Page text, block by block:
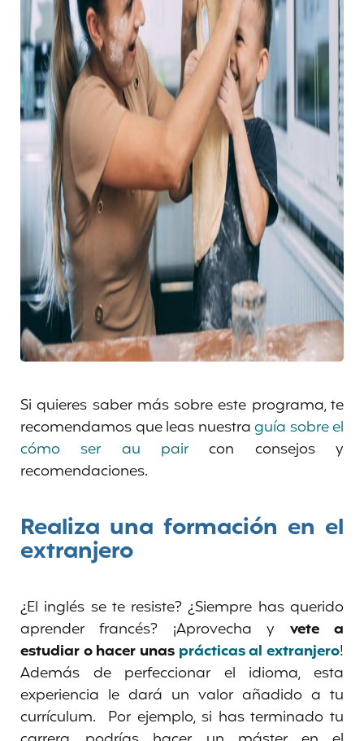
Si quieres saber más sobre este programa, te
recomendamos que leas nuestraguía sobre el
cómo ser au pair con consejos y
recomendaciones.
Realiza una formación en el
extranjero
¿El inglés se te resiste? ¿Siempre has querido
aprender francés? ¡Aprovecha y vete a
estudiar o hacer unas prácticas al extranjero!
Además de perfeccionar el idioma, esta
experiencia le dará un valor añadido a tu
currículum. Por ejemplo, si has terminado tu